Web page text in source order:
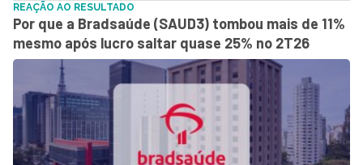
REAÇÃO AO RESULTADO
Por que a Bradsaúde (SAUD3) tombou mais de 11%
mesmo após lucro saltar quase 25% no 2T26